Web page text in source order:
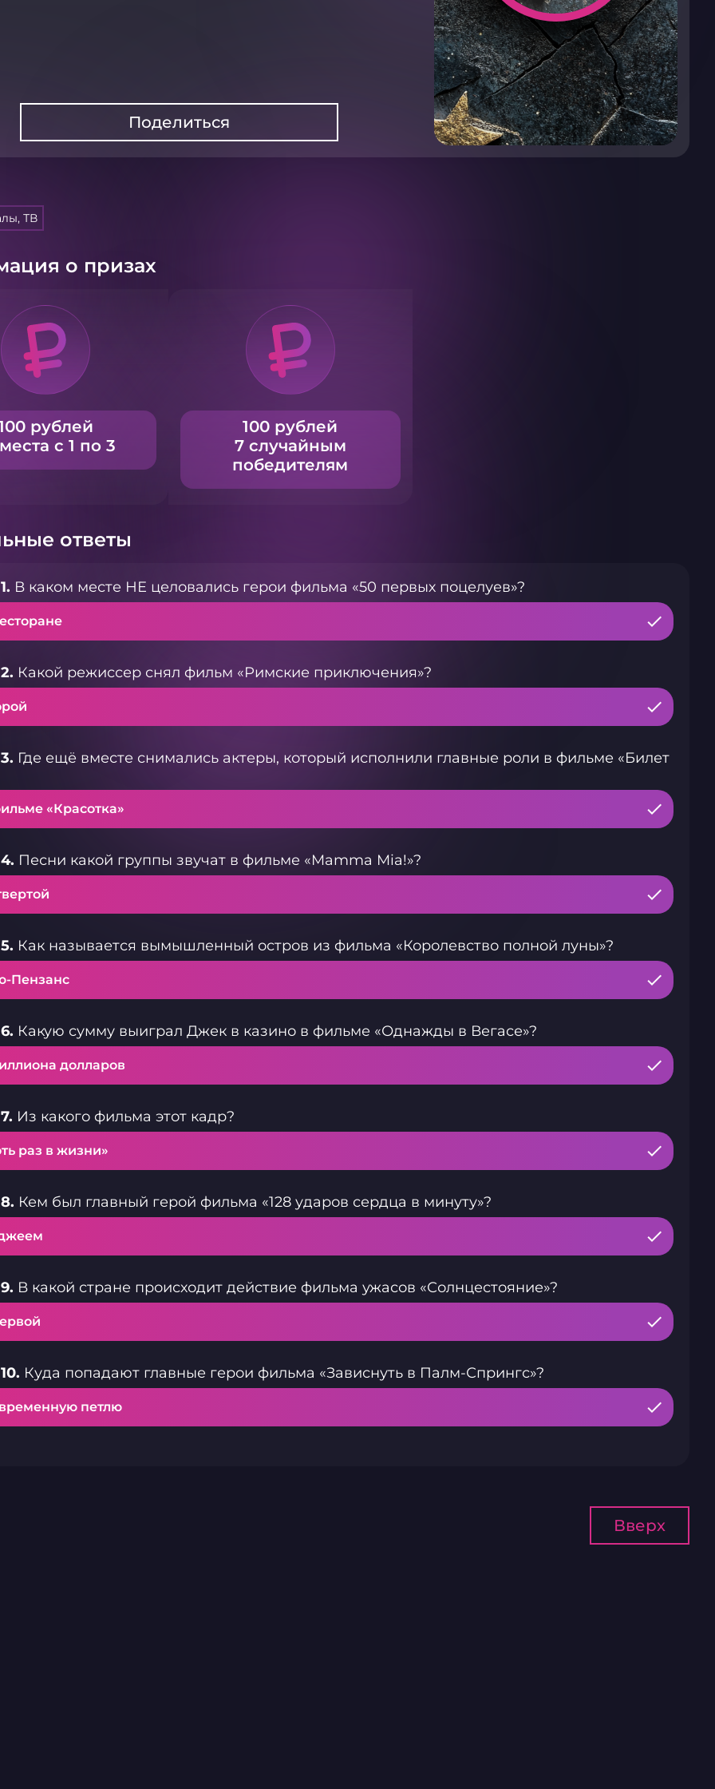
Поделиться
ТВ
о призах
рублей
с 1 по 3
100 рублей
7 случайным
победителям
ответы
В каком месте НЕ целовались герои фильма «50 первых поцелуев»?
Какой режиссер снял фильм «Римские приключения»?
Где ещё вместе снимались актеры, который исполнили главные роли в фильме «Билет
«Красотка»
Песни какой группы звучат в фильме «Mamma Mia!»?
Как называется вымышленный остров из фильма «Королевство полной луны»?
Пензанс
Какую сумму выиграл Джек в казино в фильме «Однажды в Вегасе»?
долларов
Из какого фильма этот кадр?
раз в жизни»
Кем был главный герой фильма «128 ударов сердца в минуту»?
В какой стране происходит действие фильма ужасов «Солнцестояние»?
Куда попадают главные герои фильма «Зависнуть в Палм-Спрингс»?
петлю
Вверх